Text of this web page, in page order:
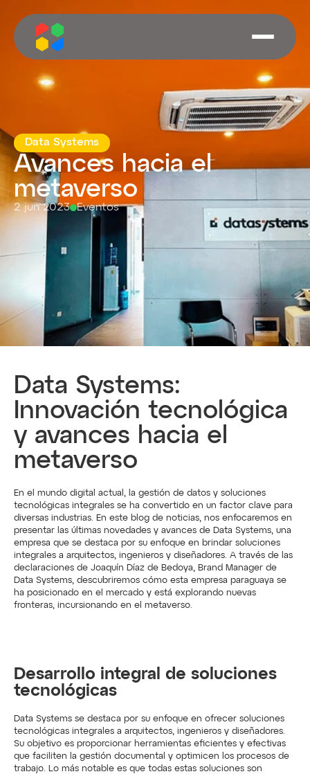
Data Systems
Avances hacia el
metaverso
2 jun 2023 Eventos
Data Systems:
Innovación tecnológica
y avances hacia el
metaverso
En el mundo digital actual, la gestión de datos y soluciones
tecnológicas integrales se ha convertido en un factor clave para
diversas industrias. En este blog de noticias, nos enfocaremos en
presentar las últimas novedades y avances de Data Systems, una
empresa que se destaca por su enfoque en brindar soluciones
integrales a arquitectos, ingenieros y diseñadores. A través de las
declaraciones de Joaquín Díaz de Bedoya, Brand Manager de
Data Systems, descubriremos cómo esta empresa paraguaya se
ha posicionado en el mercado y está explorando nuevas
fronteras, incursionando en el metaverso.
Desarrollo integral de soluciones
tecnológicas
Data Systems se destaca por su enfoque en ofrecer soluciones
tecnológicas integrales a arquitectos, ingenieros y diseñadores.
Su objetivo es proporcionar herramientas eficientes y efectivas
que faciliten la gestión documental y optimicen los procesos de
trabajo. Lo más notable es que todas estas soluciones son